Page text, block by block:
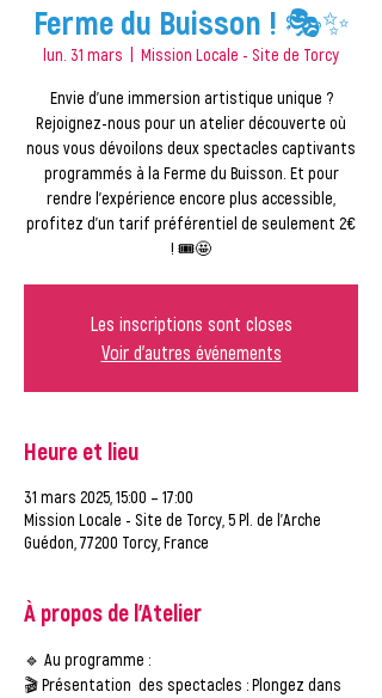
Ferme du Buisson ! 🎭✨
lun. 31 mars Mission Locale - Site de Torcy
Envie d’une immersion artistique unique ?
Rejoignez-nous pour un atelier découverte où
nous vous dévoilons deux spectacles captivants
programmés à la Ferme du Buisson. Et pour
rendre l’expérience encore plus accessible,
profitez d’un tarif préférentiel de seulement 2€
! 🎟️🤩
Les inscriptions sont closes
Voir d'autres événements
Heure et lieu
31 mars 2025, 15:00 – 17:00
Mission Locale - Site de Torcy, 5 Pl. de l'Arche
Guédon, 77200 Torcy, France
À propos de l'Atelier
🔹 Au programme :
🎬 Présentation  des spectacles : Plongez dans